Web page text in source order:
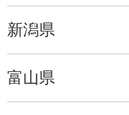
新潟県
富山県